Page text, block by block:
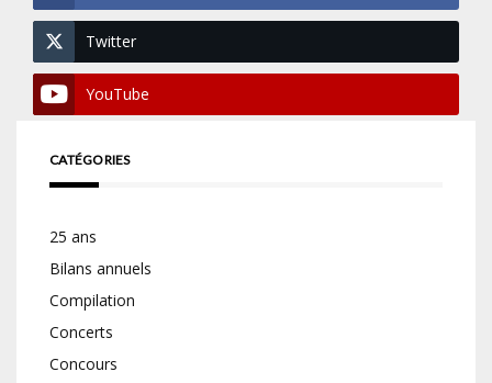
Twitter
YouTube
CATÉGORIES
25 ans
Bilans annuels
Compilation
Concerts
Concours